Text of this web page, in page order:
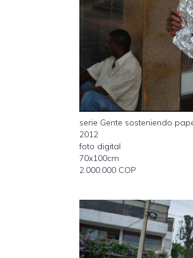
serie Gente sosteniendo
2012
foto digital
70x100cm
2.000.000 COP